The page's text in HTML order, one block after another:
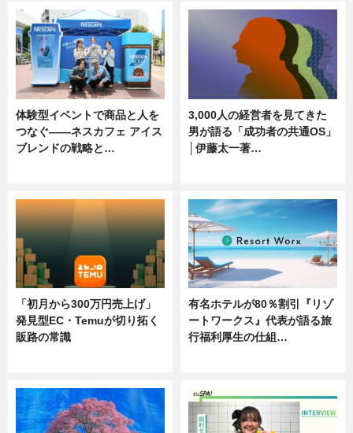
体験型イベントで商品と人を
つなぐ――ネスカフェ アイス
ブレンドの戦略と…
3,000人の経営者を見てきた
男が語る「成功者の共通OS」
│伊藤太一著…
「初月から300万円売上げ」
発見型EC・Temuが切り拓く
販路の常識
有名ホテルが80％割引『リゾ
ートワークス』代表が語る旅
行福利厚生の仕組…